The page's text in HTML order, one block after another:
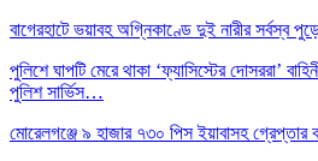
বাগেরহাটে ভয়াবহ অগ্নিকাণ্ডে দুই নারীর সর্বস্ব
পুলিশে ঘাপটি মেরে থাকা ‘ফ্যাসিস্টের দোসররা’
পুলিশ সার্ভিস…
মোরেলগঞ্জে ৯ হাজার ৭৩০ পিস ইয়াবাসহ গ্রেপ্তার